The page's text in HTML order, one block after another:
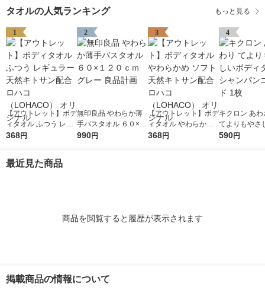
タオルの人気ランキング もっと見る
1
【アウトレット】ボデ
ィタオル ふつう レギ
ュラー 天然キトサン
368円
2
無印良品 やわらか薄
手バスタオル ６０×１
２０ｃｍ グレー 良品
990円
3
【アウトレット】ボデ
ィタオル やわらかめ
ソフト 天然キトサン
368円
4
キクロン あ
てよりもやさ
ィタオル シャ
590円
最近見た商品
商品を閲覧すると履歴が表示されます
掲載商品の情報について